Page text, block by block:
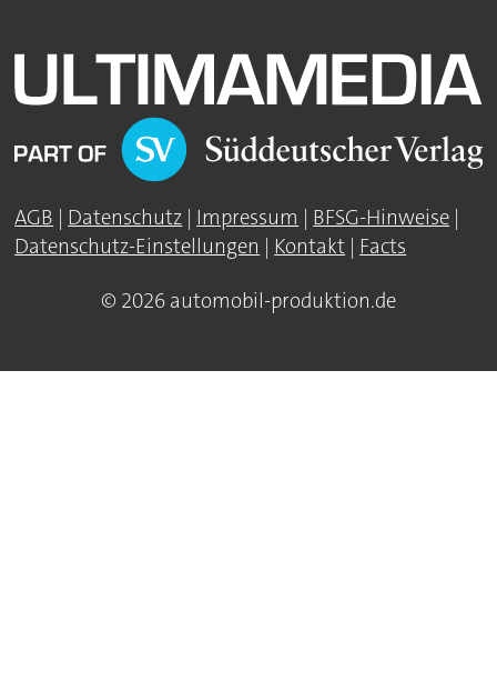
AGB | Datenschutz | Impressum | BFSG-Hinweise |
Datenschutz-Einstellungen | Kontakt | Facts
© 2026 automobil-produktion.de